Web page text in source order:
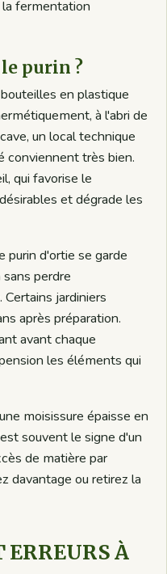
fermentation
purin ?
en plastique
à l'abri de
un local technique
conviennent très bien.
qui favorise le
et dégrade les
purin d'ortie se garde
sans perdre
jardiniers
après préparation.
avant chaque
les éléments qui
moisissure épaisse en
souvent le signe d'un
de matière par
davantage ou retirez la
ERREURS À